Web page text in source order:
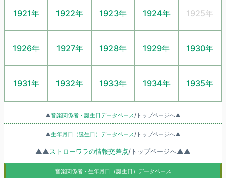
1921年 1922年 1923年 1924年 1925年
1926年 1927年 1928年 1929年 1930年
1931年 1932年 1933年 1934年 1935年
▲音楽関係者・誕生日データベース /トップページへ▲
▲生年月日（誕生日）データベース /トップページへ▲
▲▲ストローワラの情報交差点/トップページへ▲▲
音楽関係者・生年月日（誕生日）データベース